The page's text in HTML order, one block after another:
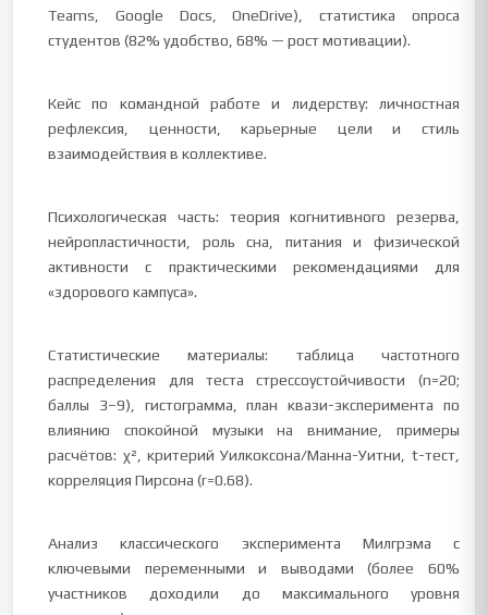
Teams, Google Docs, OneDrive), статистика опроса
студентов (82% удобство, 68% — рост мотивации).
Кейс по командной работе и лидерству: личностная
рефлексия, ценности, карьерные цели и стиль
взаимодействия в коллективе.
Психологическая часть: теория когнитивного резерва,
нейропластичности, роль сна, питания и физической
активности с практическими рекомендациями для
«здорового кампуса».
Статистические материалы: таблица частотного
распределения для теста стрессоустойчивости (n=20;
баллы 3–9), гистограмма, план квази-эксперимента по
влиянию спокойной музыки на внимание, примеры
расчётов: χ², критерий Уилкоксона/Манна-Уитни, t-тест,
корреляция Пирсона (r=0.68).
Анализ классического эксперимента Милгрэма с
ключевыми переменными и выводами (более 60%
участников доходили до максимального уровня